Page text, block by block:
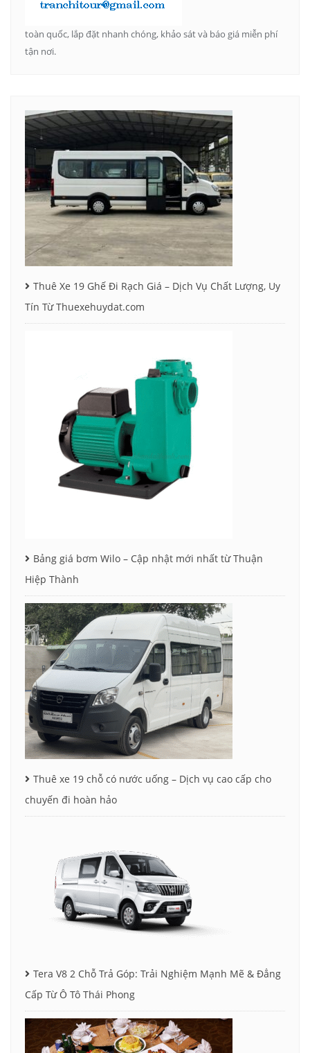
toàn quốc, lắp đặt nhanh chóng, khảo sát và báo giá miễn phí
tận nơi.
Thuê Xe 19 Ghế Đi Rạch Giá – Dịch Vụ Chất Lượng, Uy
Tín Từ Thuexehuydat.com
Bảng giá bơm Wilo – Cập nhật mới nhất từ Thuận
Hiệp Thành
Thuê xe 19 chỗ có nước uống – Dịch vụ cao cấp cho
chuyến đi hoàn hảo
Tera V8 2 Chỗ Trả Góp: Trải Nghiệm Mạnh Mẽ & Đẳng
Cấp Từ Ô Tô Thái Phong